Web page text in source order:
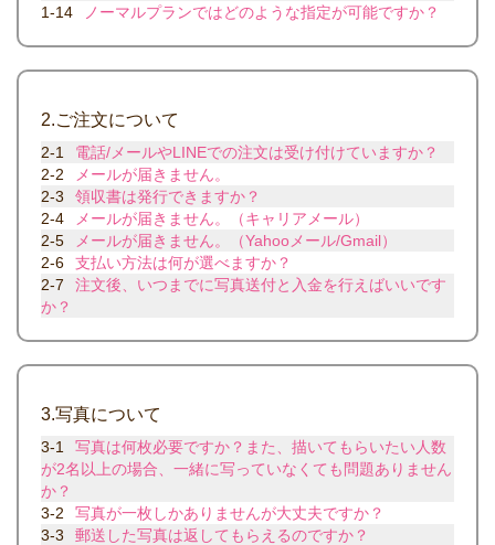
1-14
ノーマルプランではどのような指定が可能ですか？
2.ご注文について
2-1
電話/メールやLINEでの注文は受け付けていますか？
2-2
メールが届きません。
2-3
領収書は発行できますか？
2-4
メールが届きません。（キャリアメール）
2-5
メールが届きません。（Yahooメール/Gmail）
2-6
支払い方法は何が選べますか？
2-7
注文後、いつまでに写真送付と入金を行えばいいです
か？
3.写真について
3-1
写真は何枚必要ですか？また、描いてもらいたい人数
が2名以上の場合、一緒に写っていなくても問題ありません
か？
3-2
写真が一枚しかありませんが大丈夫ですか？
3-3
郵送した写真は返してもらえるのですか？